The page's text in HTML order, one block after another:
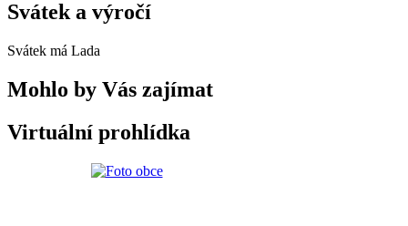
Svátek a výročí
Svátek má Lada
Mohlo by Vás zajímat
Virtuální prohlídka